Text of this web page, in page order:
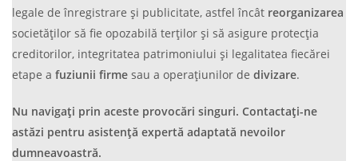
legale de înregistrare și publicitate, astfel încât reorganizarea
societăților să fie opozabilă terților și să asigure protecția
creditorilor, integritatea patrimoniului și legalitatea fiecărei
etape a fuziunii firme sau a operațiunilor de divizare.
Nu navigați prin aceste provocări singuri. Contactați-ne
astăzi pentru asistență expertă adaptată nevoilor
dumneavoastră.